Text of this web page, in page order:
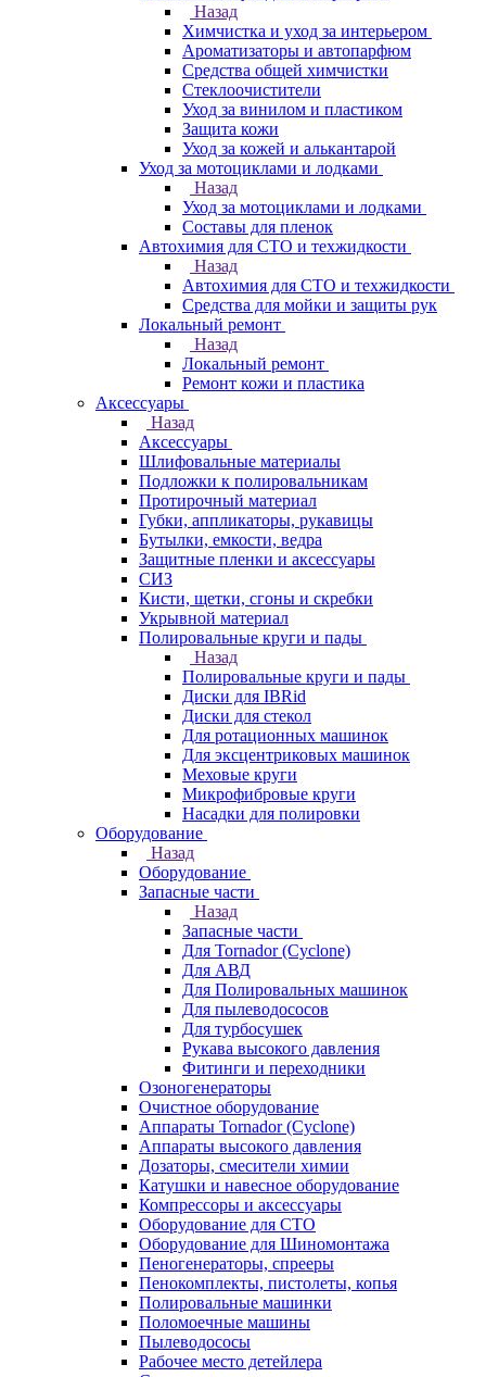
Назад
Химчистка и уход за интерьером
Ароматизаторы и автопарфюм
Средства общей химчистки
Стеклоочистители
Уход за винилом и пластиком
Защита кожи
Уход за кожей и алькантарой
Уход за мотоциклами и лодками
Назад
Уход за мотоциклами и лодками
Составы для пленок
Автохимия для СТО и техжидкости
Назад
Автохимия для СТО и техжидкости
Средства для мойки и защиты рук
Локальный ремонт
Назад
Локальный ремонт
Ремонт кожи и пластика
Аксессуары
Назад
Аксессуары
Шлифовальные материалы
Подложки к полировальникам
Протирочный материал
Губки, аппликаторы, рукавицы
Бутылки, емкости, ведра
Защитные пленки и аксессуары
СИЗ
Кисти, щетки, сгоны и скребки
Укрывной материал
Полировальные круги и пады
Назад
Полировальные круги и пады
Диски для IBRid
Диски для стекол
Для ротационных машинок
Для эксцентриковых машинок
Меховые круги
Микрофибровые круги
Насадки для полировки
Оборудование
Назад
Оборудование
Запасные части
Назад
Запасные части
Для Tornador (Cyclone)
Для АВД
Для Полировальных машинок
Для пылеводососов
Для турбосушек
Рукава высокого давления
Фитинги и переходники
Озоногенераторы
Очистное оборудование
Аппараты Tornador (Cyclone)
Аппараты высокого давления
Дозаторы, смесители химии
Катушки и навесное оборудование
Компрессоры и аксессуары
Оборудование для СТО
Оборудование для Шиномонтажа
Пеногенераторы, спрееры
Пенокомплекты, пистолеты, копья
Полировальные машинки
Поломоечные машины
Пылеводососы
Рабочее место детейлера